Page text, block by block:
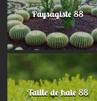
Paysagiste 88
Taille de haie 88